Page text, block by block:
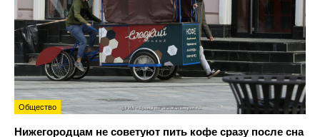
Общество
Нижегородцам не советуют пить кофе сразу после сна